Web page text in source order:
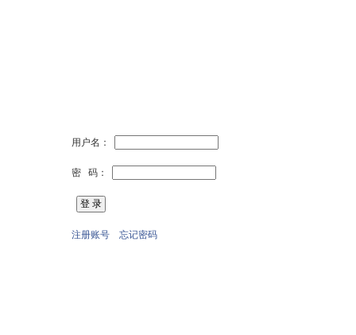
用户名：
密 码：
注册账号 忘记密码